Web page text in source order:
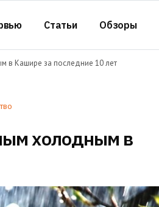
Статьи Обзоры
в Кашире за последние 10 лет
холодным в